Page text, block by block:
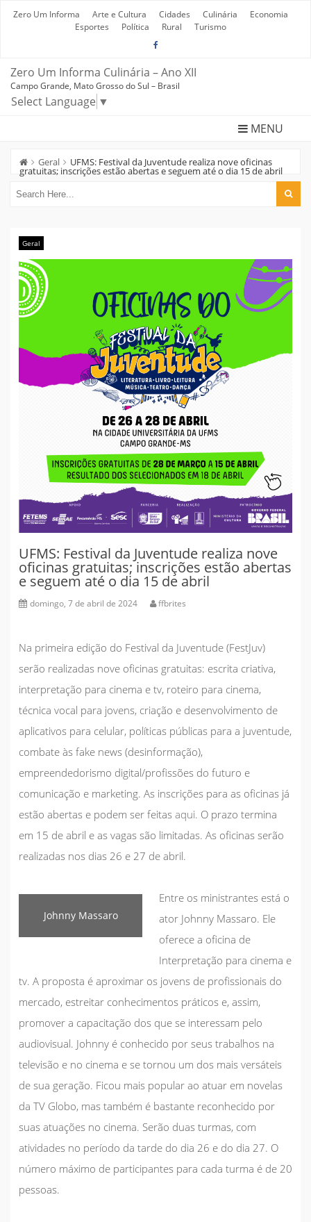
Zero Um Informa Arte e Cultura Cidades Culinária
Economia
Esportes
Política Rural Turismo
Zero Um Informa Culinária – Ano XII
Campo Grande, Mato Grosso do Sul – Brasil
Select Language ▼
MENU
Geral UFMS: Festival da Juventude realiza nove oficinas
gratuitas; inscrições estão abertas e seguem até o dia 15 de abril
Geral
UFMS: Festival da Juventude realiza nove
oficinas gratuitas; inscrições estão abertas
e seguem até o dia 15 de abril
domingo, 7 de abril de 2024 ffbrites
Na primeira edição do Festival da Juventude (FestJuv)
serão realizadas nove oficinas gratuitas: escrita criativa,
interpretação para cinema e tv, roteiro para cinema,
técnica vocal para jovens, criação e desenvolvimento de
aplicativos para celular, políticas públicas para a juventude,
combate às fake news (desinformação),
empreendedorismo digital/profissões do futuro e
comunicação e marketing. As inscrições para as oficinas já
estão abertas e podem ser feitas aqui. O prazo termina
em 15 de abril e as vagas são limitadas. As oficinas serão
realizadas nos dias 26 e 27 de abril.
Johnny Massaro
Entre os ministrantes está o
ator Johnny Massaro. Ele
oferece a oficina de
Interpretação para cinema e
tv. A proposta é aproximar os jovens de profissionais do
mercado, estreitar conhecimentos práticos e, assim,
promover a capacitação dos que se interessam pelo
audiovisual. Johnny é conhecido por seus trabalhos na
televisão e no cinema e se tornou um dos mais versáteis
de sua geração. Ficou mais popular ao atuar em novelas
da TV Globo, mas também é bastante reconhecido por
suas atuações no cinema. Serão duas turmas, com
atividades no período da tarde do dia 26 e do dia 27. O
número máximo de participantes para cada turma é de 20
pessoas.